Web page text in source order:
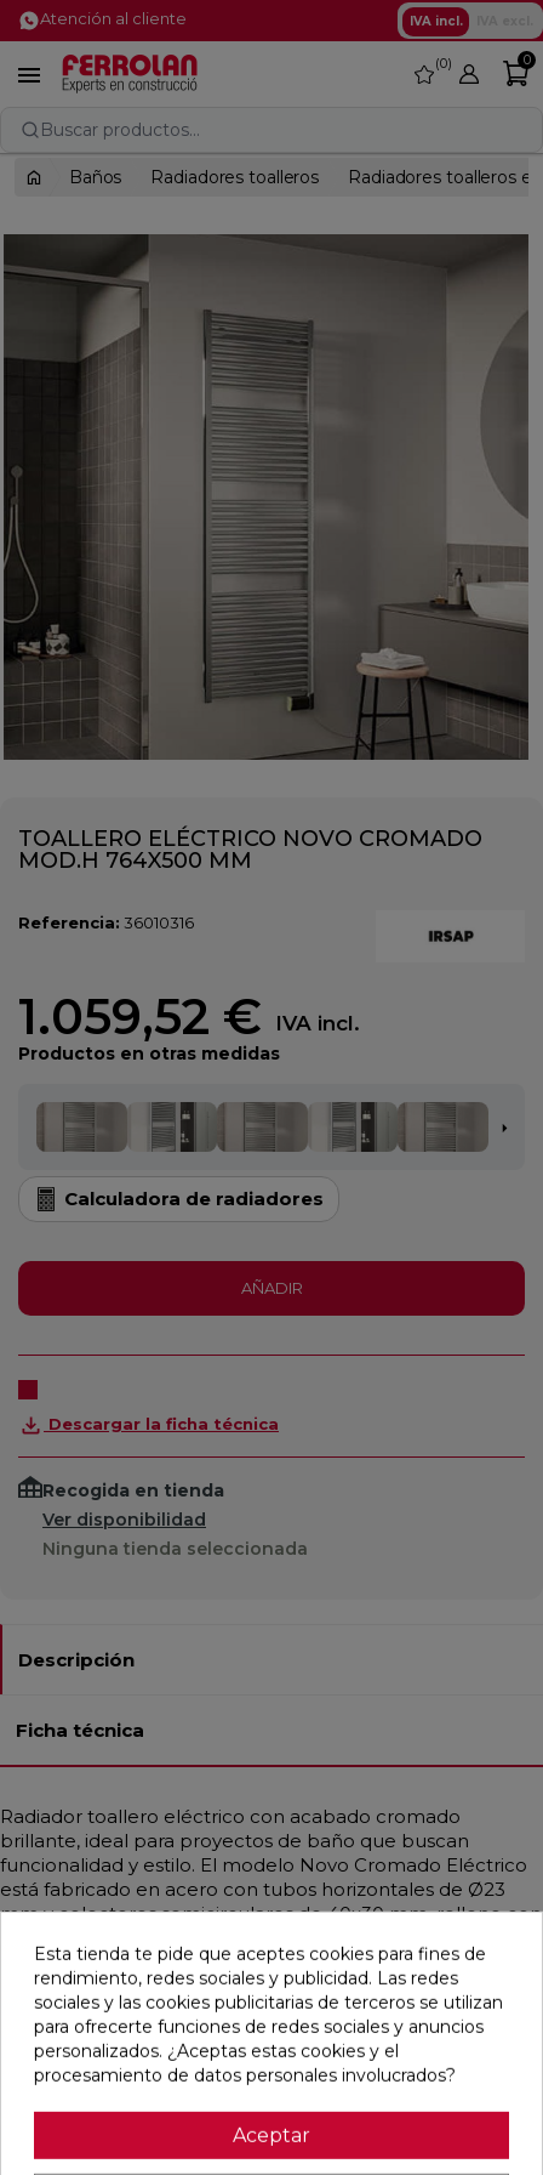
Atención al cliente IVA incl.
 favorite
0 0
Buscar productos...
Baños Radiadores toalleros Radiadores toalleros
TOALLERO ELÉCTRICO NOVO CROMADO
MOD.H 764X500 MM
Referencia: 36010316
1.059,52 € IVA incl.
Productos en otras medidas
Calculadora de radiadores
AÑADIR
Descargar la ficha técnica
Recogida en tienda
Ver disponibilidad
Ninguna tienda seleccionada
Descripción
Ficha técnica
Radiador toallero eléctrico con acabado cromado
brillante, ideal para proyectos de baño que buscan
funcionalidad y estilo. El modelo Novo Cromado Eléctrico
está fabricado en acero con tubos horizontales de Ø23
mm y colectores semicirculares de 40x30 mm, relleno con
con programación semanal, función ASC (Adaptive Star
Control) de detección de ventanas abiertas. Disponible en
varias alturas y anchos (hasta 750 mm), con potencias de
250 a 1000 W. Incluye resistencia instalada, enchufe
Schuko y soportes a juego.
Esta tienda te pide que aceptes cookies para fines de
rendimiento, redes sociales y publicidad. Las redes
sociales y las cookies publicitarias de terceros se utilizan
para ofrecerte funciones de redes sociales y anuncios
personalizados. ¿Aceptas estas cookies y el
procesamiento de datos personales involucrados?
Aceptar